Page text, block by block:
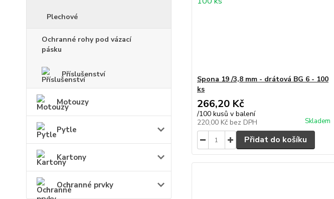
Plechové
Ochranné rohy pod vázací
pásku
Příslušenství
Motouzy
Pytle
Kartony
Ochranné prvky
Spona 19 /3,8 mm - drátová BG 6 - 100
ks
266,20 Kč
/100 kusů v balení
220,00 Kč bez DPH Skladem
Přidat do košíku